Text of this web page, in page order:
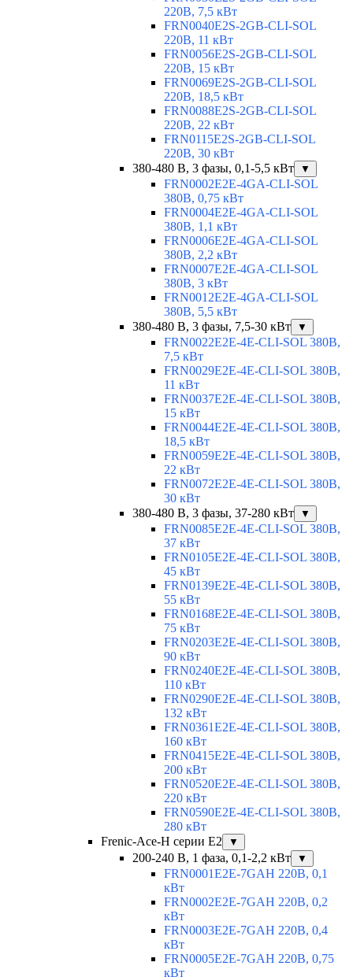
220В, 7,5 кВт
FRN0040E2S-2GB-CLI-SOL
220В, 11 кВт
FRN0056E2S-2GB-CLI-SOL
220В, 15 кВт
FRN0069E2S-2GB-CLI-SOL
220В, 18,5 кВт
FRN0088E2S-2GB-CLI-SOL
220В, 22 кВт
FRN0115E2S-2GB-CLI-SOL
220В, 30 кВт
380-480 В, 3 фазы, 0,1-5,5 кВт
▼
FRN0002E2E-4GA-CLI-SOL
380В, 0,75 кВт
FRN0004E2E-4GA-CLI-SOL
380В, 1,1 кВт
FRN0006E2E-4GA-CLI-SOL
380В, 2,2 кВт
FRN0007E2E-4GA-CLI-SOL
380В, 3 кВт
FRN0012E2E-4GA-CLI-SOL
380В, 5,5 кВт
380-480 В, 3 фазы, 7,5-30 кВт
▼
FRN0022E2E-4E-CLI-SOL 380В,
7,5 кВт
FRN0029E2E-4E-CLI-SOL 380В,
11 кВт
FRN0037E2E-4E-CLI-SOL 380В,
15 кВт
FRN0044E2E-4E-CLI-SOL 380В,
18,5 кВт
FRN0059E2E-4E-CLI-SOL 380В,
22 кВт
FRN0072E2E-4E-CLI-SOL 380В,
30 кВт
380-480 В, 3 фазы, 37-280 кВт
▼
FRN0085E2E-4E-CLI-SOL 380В,
37 кВт
FRN0105E2E-4E-CLI-SOL 380В,
45 кВт
FRN0139E2E-4E-CLI-SOL 380В,
55 кВт
FRN0168E2E-4E-CLI-SOL 380В,
75 кВт
FRN0203E2E-4E-CLI-SOL 380В,
90 кВт
FRN0240E2E-4E-CLI-SOL 380В,
110 кВт
FRN0290E2E-4E-CLI-SOL 380В,
132 кВт
FRN0361E2E-4E-CLI-SOL 380В,
160 кВт
FRN0415E2E-4E-CLI-SOL 380В,
200 кВт
FRN0520E2E-4E-CLI-SOL 380В,
220 кВт
FRN0590E2E-4E-CLI-SOL 380В,
280 кВт
Frenic-Ace-H серии E2
▼
200-240 В, 1 фаза, 0,1-2,2 кВт ▼
FRN0001E2E-7GAH 220В, 0,1
кВт
FRN0002E2E-7GAH 220В, 0,2
кВт
FRN0003E2E-7GAH 220В, 0,4
кВт
FRN0005E2E-7GAH 220В, 0,75
кВт